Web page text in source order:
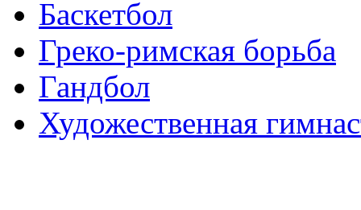
Баскетбол
Греко-римская борьба
Гандбол
Художественная